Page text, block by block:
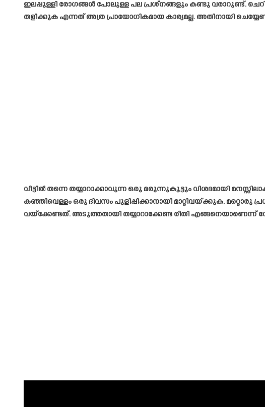
ഇലപ്പുള്ളി രോഗങ്ങൾ പോലുള്ള പല പ്രശ്നങ്ങളും കണ്ടു വരാറുണ്ട്.
തളിക്കുക എന്നത് അത്ര പ്രായോഗികമായ കാര്യമല്ല. അതിനായി
വീട്ടിൽ തന്നെ തയ്യാറാക്കാവുന്ന ഒരു മരുന്നുകൂട്ടും വിശദമായി
കഞ്ഞിവെള്ളം ഒരു ദിവസം പുളിപ്പിക്കാനായി മാറ്റിവയ്ക്കുക.
വയ്ക്കേണ്ടത്. അടുത്തതായി തയ്യാറാക്കേണ്ട രീതി എങ്ങനെയാണെന്ന്